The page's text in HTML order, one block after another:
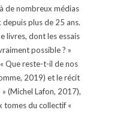
de nombreux médias
plus de 25 ans.
livres, dont les essais
possible ? »
Que reste-t-il de nos
2019) et le récit
(Michel Lafon, 2017),
tomes du collectif «